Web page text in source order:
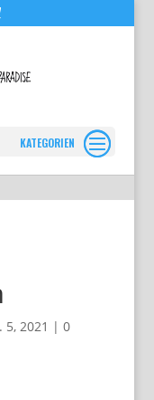
5, 2021 | 0